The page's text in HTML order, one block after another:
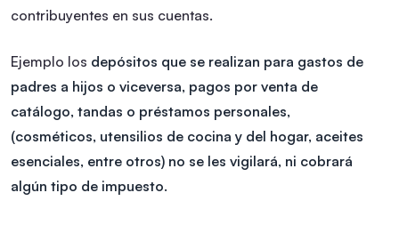
contribuyentes en sus cuentas.
Ejemplo los depósitos que se realizan para gastos de
padres a hijos o viceversa, pagos por venta de
catálogo, tandas o préstamos personales,
(cosméticos, utensilios de cocina y del hogar, aceites
esenciales, entre otros) no se les vigilará, ni cobrará
algún tipo de impuesto.